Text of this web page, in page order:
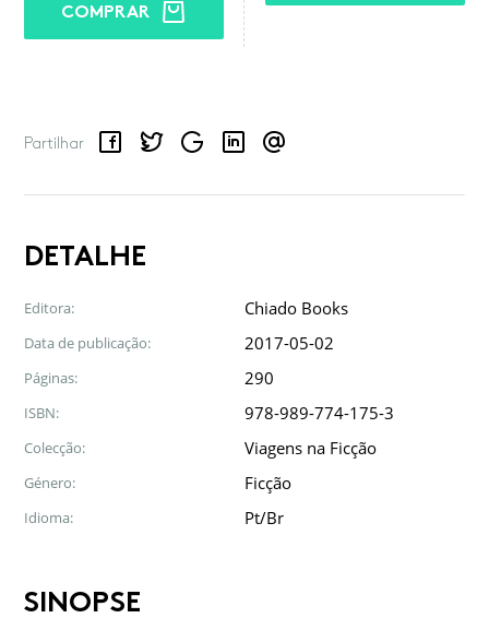
COMPRAR
Partilhar
FacebookTwitterGoogle LinkedInEmail
DETALHE
Editora: Chiado Books
Data de publicação: 2017-05-02
Páginas: 290
ISBN: 978-989-774-175-3
Colecção: Viagens na Ficção
Género: Ficção
Idioma: Pt/Br
SINOPSE